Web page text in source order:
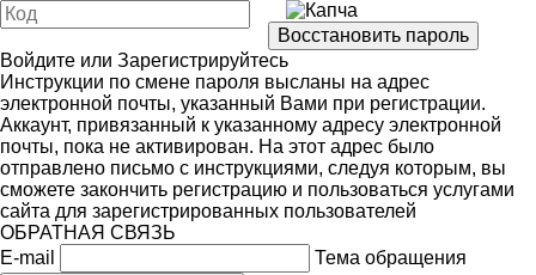
Войдите или Зарегистрируйтесь
Инструкции по смене пароля высланы на адрес
электронной почты, указанный Вами при регистрации.
Аккаунт, привязанный к указанному адресу электронной
почты, пока не активирован. На этот адрес было
отправлено письмо с инструкциями, следуя которым, вы
сможете закончить регистрацию и пользоваться услугами
сайта для зарегистрированных пользователей
ОБРАТНАЯ СВЯЗЬ
E-mail
Тема обращения